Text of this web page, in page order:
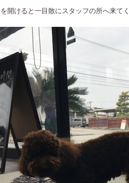
開けると一目散にスタッフの所へ来て